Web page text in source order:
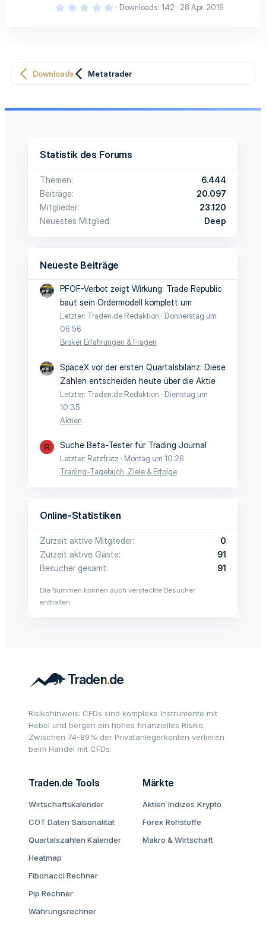
0
n
Downloads 142 28 Apr. 2016
Downloads Metatrader
Statistik des Forums
Themen
6.444
Beiträge
20.097
Mitglieder
23.120
Neuestes Mitglied
Deep
Neueste Beiträge
PFOF-Verbot zeigt Wirkung: Trade Republic
baut sein Ordermodell komplett um
Letzter: Traden.de Redaktion
Donnerstag um
06:56
Broker Erfahrungen & Fragen
SpaceX vor der ersten Quartalsbilanz: Diese
Zahlen entscheiden heute über die Aktie
Letzter: Traden.de Redaktion
Dienstag um
10:35
Aktien
R Suche Beta-Tester für Trading Journal
Letzter: Ratzfratz
Montag um 10:26
Trading-Tagebuch, Ziele & Erfolge
Online-Statistiken
Zurzeit aktive Mitglieder
0
Zurzeit aktive Gäste
91
Besucher gesamt
91
Die Summen können auch versteckte Besucher
enthalten.
Risikohinweis: CFDs sind komplexe Instrumente mit
Hebel und bergen ein hohes finanzielles Risiko.
Zwischen 74-89% der Privatanlegerkonten verlieren
beim Handel mit CFDs.
Traden.de Tools
Wirtschaftskalender
COT Daten Saisonalität
Quartalszahlen Kalender
Heatmap
Fibonacci Rechner
Pip Rechner
Währungsrechner
Märkte
Aktien Indizes Krypto
Forex Rohstoffe
Makro & Wirtschaft